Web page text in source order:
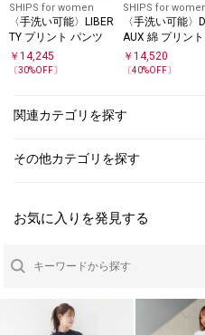
SHIPS for women
〈手洗い可能〉LIBER
TY プリント パンツ
￥ 14,245
〔30%OFF〕
SHIPS for
〈手洗い可能〉
AUX 綿 プリン
カート
￥14,520
〔40%OFF〕
関連カテゴリを探す
その他カテゴリを探す
お気に入りを発見する